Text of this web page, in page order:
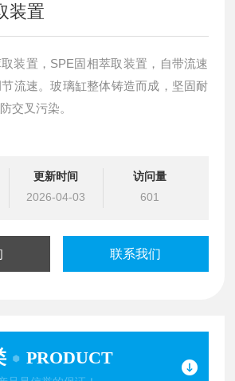
装置
装置，SPE固相萃取装置，自带流速
流速。玻璃缸整体铸造而成，坚固耐
交叉污染。
更新时间
2026-04-03
访问量
601
联系我们
PRODUCT